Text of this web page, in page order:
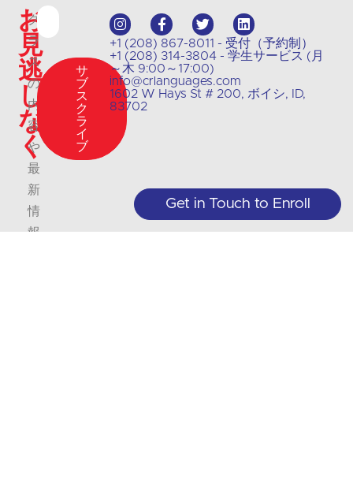
お
見
逃
し
な
く
ク
ラ
ス
の
内
容
や
最
新
情
報
サ
ブ
ス
ク
ラ
イ
ブ
+1 (208) 867-8011 - 受付（予約制）
+1 (208) 314-3804 - 学生サービス (月
～木 9:00～17:00)
info@crlanguages.com
1602 W Hays St # 200, ボイシ, ID,
83702
Get in Touch to Enroll